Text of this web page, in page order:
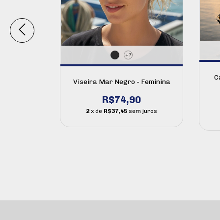
- Mar
+7
Viseira Mar Negro - Feminina
R$74,90
2 x de R$37,45 sem juros